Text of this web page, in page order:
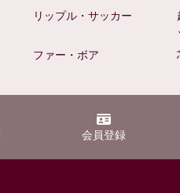
リップル・サッカー
ファー・ボア
会員登録